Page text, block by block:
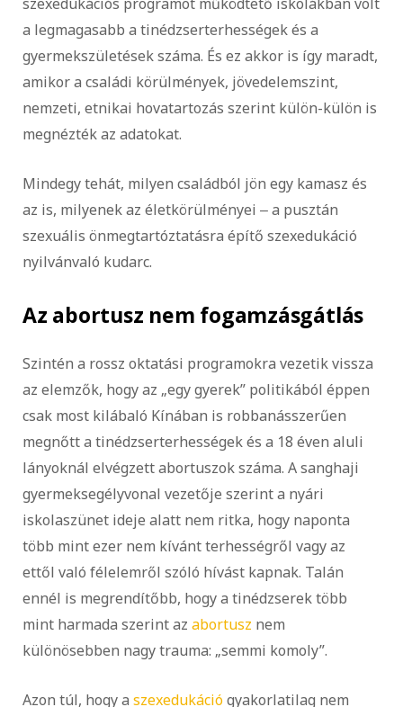
a legmagasabb a tinédzserterhességek és a
gyermekszületések száma. És ez akkor is így maradt,
amikor a családi körülmények, jövedelemszint,
nemzeti, etnikai hovatartozás szerint külön-külön is
megnézték az adatokat.
Mindegy tehát, milyen családból jön egy kamasz és
az is, milyenek az életkörülményei ‒ a pusztán
szexuális önmegtartóztatásra építő szexedukáció
nyilvánvaló kudarc.
Az abortusz nem fogamzásgátlás
Szintén a rossz oktatási programokra vezetik vissza
az elemzők, hogy az „egy gyerek” politikából éppen
csak most kilábaló Kínában is robbanásszerűen
megnőtt a tinédzserterhességek és a 18 éven aluli
lányoknál elvégzett abortuszok száma. A sanghaji
gyermeksegélyvonal vezetője szerint a nyári
iskolaszünet ideje alatt nem ritka, hogy naponta
több mint ezer nem kívánt terhességről vagy az
ettől való félelemről szóló hívást kapnak. Talán
ennél is megrendítőbb, hogy a tinédzserek több
mint harmada szerint az abortusz nem
különösebben nagy trauma: „semmi komoly”.
Azon túl, hogy a szexedukációgyakorlatilag nem